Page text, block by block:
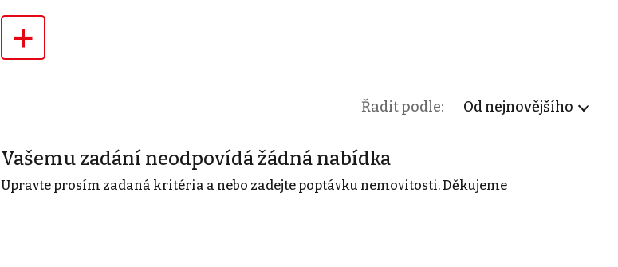
+
Řadit podle: Od nejnovějšího
Vašemu zadání neodpovídá žádná nabídka
Upravte prosím zadaná kritéria a nebo zadejte poptávku nemovitosti. Děkujeme